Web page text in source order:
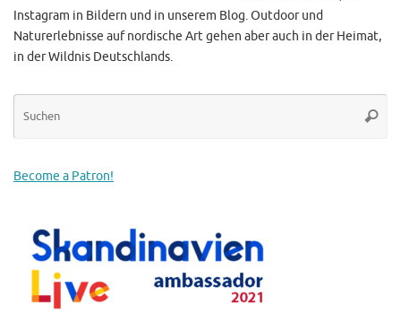
Instagram in Bildern und in unserem Blog. Outdoor und
Naturerlebnisse auf nordische Art gehen aber auch in der Heimat,
in der Wildnis Deutschlands.
Become a Patron!